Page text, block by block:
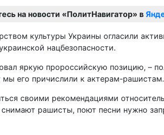
на новости «ПолитНавигатор» в
культуры Украины огласили
нацбезопасности.
яркую пророссийскую позицию, –
мы его причислили к актерам-
своими рекомендациями
рашисты, поют песни нужно